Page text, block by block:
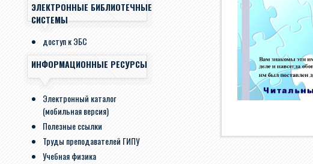
ЭЛЕКТРОННЫЕ БИБЛИОТЕЧНЫЕ
СИСТЕМЫ
доступ к ЭБС
ИНФОРМАЦИОННЫЕ РЕСУРСЫ
Электронный каталог
(мобильная версия)
Полезные ссылки
Труды преподавателей ГИПУ
Учебная физика